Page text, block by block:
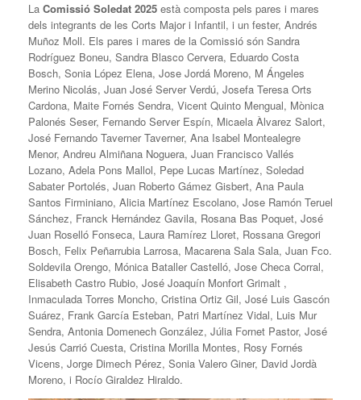
La Comissió Soledat 2025 està composta pels pares i mares
dels integrants de les Corts Major i Infantil, i un fester, Andrés
Muñoz Moll. Els pares i mares de la Comissió són Sandra
Rodríguez Boneu, Sandra Blasco Cervera, Eduardo Costa
Bosch, Sonia López Elena, Jose Jordá Moreno, M Ángeles
Merino Nicolás, Juan José Server Verdú, Josefa Teresa Orts
Cardona, Maite Fornés Sendra, Vicent Quinto Mengual, Mònica
Palonés Seser, Fernando Server Espín, Micaela Àlvarez Salort,
José Fernando Taverner Taverner, Ana Isabel Montealegre
Menor, Andreu Almiñana Noguera, Juan Francisco Vallés
Lozano, Adela Pons Mallol, Pepe Lucas Martínez, Soledad
Sabater Portolés, Juan Roberto Gámez Gisbert, Ana Paula
Santos Firminiano, Alicia Martínez Escolano, Jose Ramón Teruel
Sánchez, Franck Hernández Gavila, Rosana Bas Poquet, José
Juan Roselló Fonseca, Laura Ramírez Lloret, Rossana Gregori
Bosch, Felix Peñarrubia Larrosa, Macarena Sala Sala, Juan Fco.
Soldevila Orengo, Mónica Bataller Castelló, Jose Checa Corral,
Elisabeth Castro Rubio, José Joaquín Monfort Grimalt ,
Inmaculada Torres Moncho, Cristina Ortiz Gil, José Luis Gascón
Suárez, Frank García Esteban, Patri Martínez Vidal, Luis Mur
Sendra, Antonia Domenech González, Júlia Fornet Pastor, José
Jesús Carrió Cuesta, Cristina Morilla Montes, Rosy Fornés
Vicens, Jorge Dimech Pérez, Sonia Valero Giner, David Jordà
Moreno, i Rocío Giraldez Hiraldo.